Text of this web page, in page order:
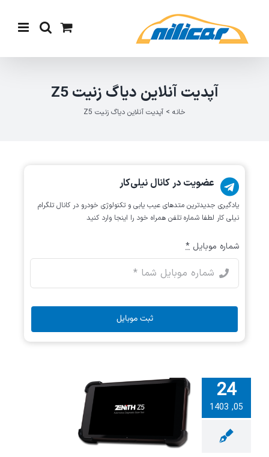
content
آپدیت آنلاین دیاگ زنیت Z5
خانه > آپدیت آنلاین دیاگ زنیت Z5
24
05, 1403
دیاگ
عضویت در کانال نیلی‌کار
یادگیری جدیدترین متد‌های عیب یابی‌ و تکنولوژی خودرو در کانال تلگرام
نیلی کار لطفا شماره تلفن همراه خود را اینجا وارد کنید
شماره موبایل *
ثبت موبایل